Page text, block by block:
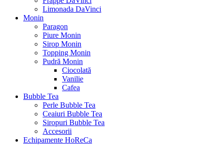
Limonada DaVinci
Monin
Paragon
Piure Monin
Sirop Monin
Topping Monin
Pudră Monin
Ciocolată
Vanilie
Cafea
Bubble Tea
Perle Bubble Tea
Ceaiuri Bubble Tea
Siropuri Bubble Tea
Accesorii
Echipamente HoReCa